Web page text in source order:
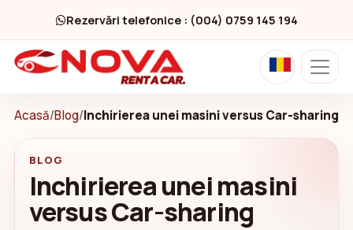
Rezervări telefonice : (004) 0759 145 194
Acasă/Blog/Inchirierea unei masini versus Car-sharing
BLOG
Inchirierea unei masini
versus Car-sharing